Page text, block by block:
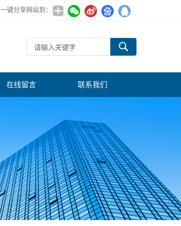
一键分享网站到：
在线留言 联系我们